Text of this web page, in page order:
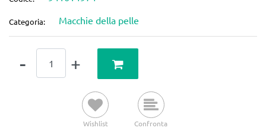
Categoria: Macchie della pelle
Wishlist Confronta